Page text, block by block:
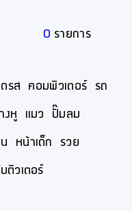
0 รายการ
ดรส คอมพิวเตอร์ รถ
งหู แมว ปั๊มลม
หน้าเด็ก รวย
ติวเตอร์